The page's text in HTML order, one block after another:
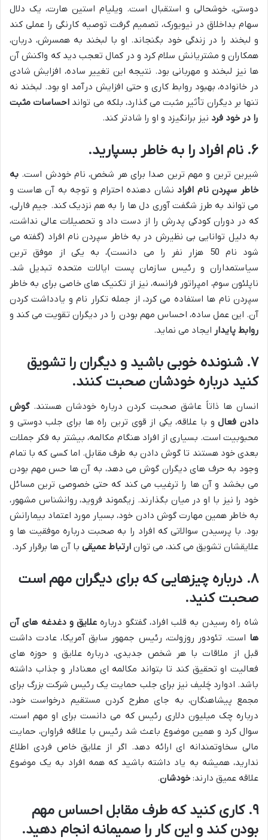
دوستی، خوشحالی و استقبال است. ویلیام استین هارت، یک دلال
سهام بداخلاق در نیویورک، تصمیم گرفت توصیه کارنگی را عملی کند
و لبخند را در زندگی خود بگنجاند. او با لبخند به همسرش، دربان،
همکاران و مشتریانش سلام کرد و در کمال تعجب دید که واکنش آن
ها نیز لبخند و مهربانی بود. نتیجه این تغییر ساده، افزایش شادی
در خانواده، بهبود روابط کاری و حتی افزایش درآمد او بود. لبخند نه
تنها بر دیگران تأثیر مثبت می گذارد، بلکه می تواند احساسات مثبت
را در خود فرد نیز برانگیزد و او را شادتر کند.
۶. نام افراد را به خاطر بسپارید.
شیرین ترین و مهم ترین صدا برای هر شخص، نام خودش است. به
خاطر سپردن نام افراد نشان دهنده احترام و توجه به آن هاست و
می تواند به طرز شگفت آوری دل ها را به هم نزدیک کند. جیم فارلی،
که در دوران کودکی پدرش را از دست داد و تحصیلات عالی نداشت،
به دلیل توانایی بی نظیرش در به خاطر سپردن نام افراد (گفته می
شود نام 50 هزار نفر را می دانست)، به یکی از موفق ترین
سیاستمداران و رئیس سازمان پست ایالات متحده تبدیل شد.
ناپلئون سوم، امپراتور فرانسه، نیز از تکنیک های خاصی برای به خاطر
سپردن نام ها استفاده می کرد، از جمله تکرار نام و یادداشت کردن
آن. این عمل ساده، احساس مهم بودن را در دیگران تقویت می کند و
روابط پایدار ایجاد می نماید.
۷. شنونده خوبی باشید و دیگران را تشویق
کنید درباره خودشان صحبت کنند.
انسان ها ذاتاً عاشق صحبت کردن درباره خودشان هستند.گوش
دادن فعالو با علاقه، یکی از قوی ترین راه ها برای جلب دوستی و
محبوبیت است. بسیاری از افراد هنگام مکالمه، بیشتر به فکر جملات
بعدی خود هستند تا گوش دادن به طرف مقابل. اما کسی که با تمام
وجود به حرف های دیگران گوش می دهد، به آن ها حس مهم بودن
می بخشد و آن ها را ترغیب می کند که حتی خصوصی ترین مسائل
خود را نیز با او در میان بگذارند. زیگموند فروید، روانشناس مشهور،
به خاطر همین مهارت گوش دادن خود، بسیار مورد اعتماد بیمارانش
بود. با پرسیدن سوالاتی که افراد را به صحبت درباره موفقیت ها و
علایقشان تشویق می کند، می توان ارتباط عمیقی با آن ها برقرار کرد.
۸. درباره چیزهایی که برای دیگران مهم است
صحبت کنید.
شاه راه رسیدن به قلب افراد، گفتگو درباره علایق و دغدغه های آن
ها است. تئودور روزولت، رئیس جمهور سابق آمریکا، عادت داشت
قبل از ملاقات با هر شخص جدیدی، درباره علایق و حوزه های
فعالیت او تحقیق کند تا بتواند مکالمه ای معنادار و جذاب داشته
باشد. ادوارد چَلیف نیز برای جلب حمایت یک رئیس شرکت بزرگ برای
مجمع پیشاهنگان، به جای مطرح کردن مستقیم درخواست خود،
درباره چک میلیون دلاری رئیس که می دانست برای او مهم است،
سوال کرد و همین موضوع باعث شد رئیس با علاقه فراوان، حمایت
مالی سخاوتمندانه ای ارائه دهد. اگر از علایق خاص فردی اطلاع
ندارید، همیشه به یاد داشته باشید که همه افراد به یک موضوع
علاقه عمیق دارند: خودشان.
۹. کاری کنید که طرف مقابل احساس مهم
بودن کند و این کار را صمیمانه انجام دهید.